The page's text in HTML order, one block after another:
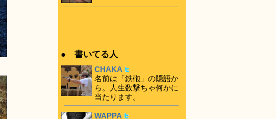
● 書いてる人
CHAKA
名前は「鉄砲」の隠語か
ら。人生数撃ちゃ何かに
当たります。
WAPPA